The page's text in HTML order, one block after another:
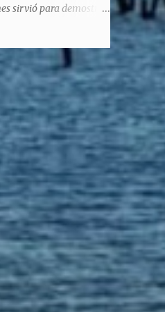
manera que era ad
el cargo- pero tenían
económicos".
"Los ...
sirvió para demostrar
de un actor de
de la historia de
llegaron a la
la América. La
el propio protagonista y
director de la
vida del Galego, que
fue quemando
a puro pulmón. Pero
en su España natal,
civil que sufrió la
que instaló el
con una enorme cuota
secuestros,
en carne propia y
para contar todo lo
morriña, saudades,
de los padres y